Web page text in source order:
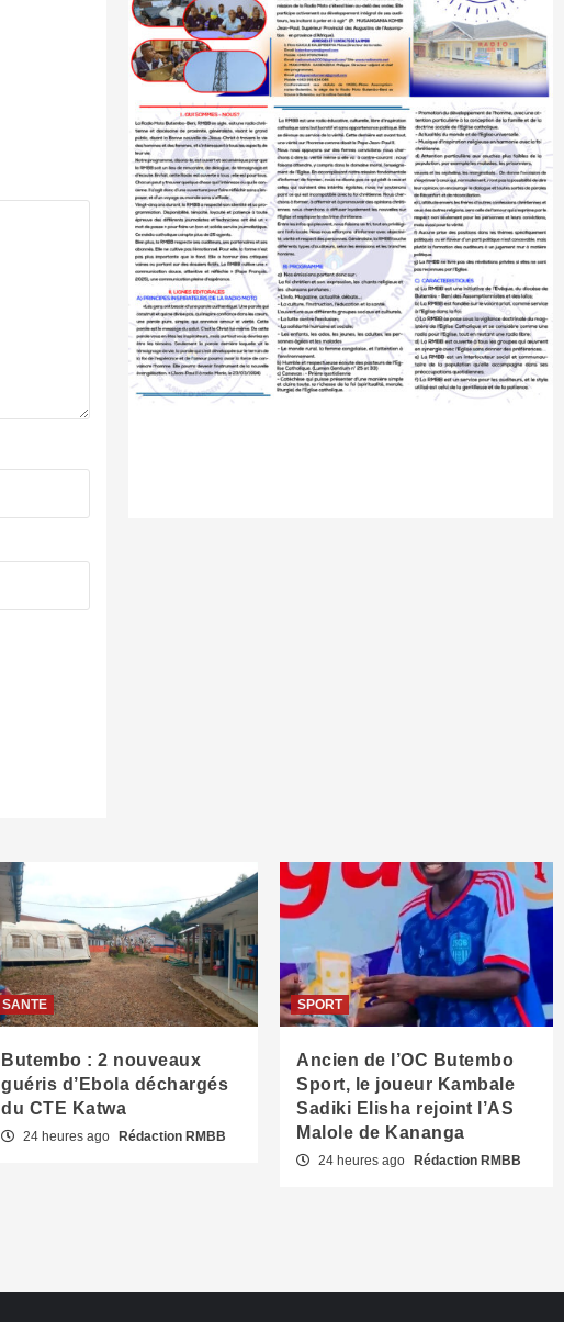
SANTE
Butembo : 2 nouveaux
guéris d’Ebola déchargés
du CTE Katwa
24 heures ago Rédaction RMBB
SPORT
Ancien de l’OC Butembo
Sport, le joueur Kambale
Sadiki Elisha rejoint l’AS
Malole de Kananga
24 heures ago Rédaction RMBB